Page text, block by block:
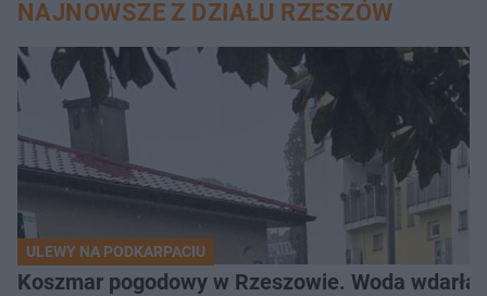
NAJNOWSZE Z DZIAŁU RZESZÓW
ULEWY NA PODKARPACIU
Koszmar pogodowy w Rzeszowie. Woda